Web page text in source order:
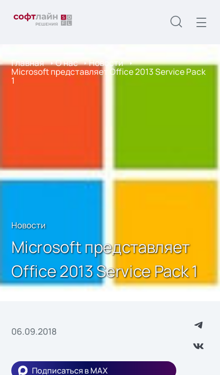
Главная О нас Новости
Microsoft представляет Office 2013 Service Pack
1
Новости
Microsoft представляет
Office 2013 Service Pack 1
06.09.2018
Подписаться в MAX